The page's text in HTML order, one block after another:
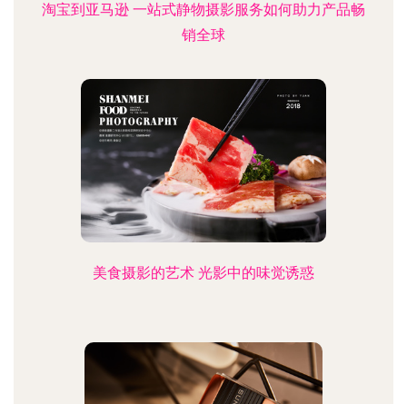
淘宝到亚马逊 一站式静物摄影服务如何助力产品畅
销全球
美食摄影的艺术 光影中的味觉诱惑